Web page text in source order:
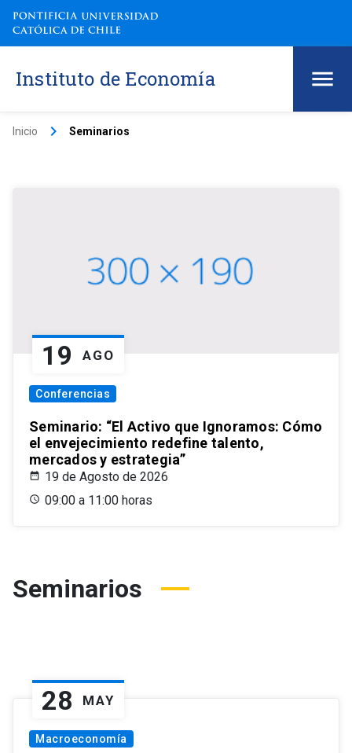
Instituto de Economía
Inicio keyboard_arrow_right Seminarios
19 AGO
Conferencias
Seminario: “El Activo que Ignoramos: Cómo
el envejecimiento redefine talento,
mercados y estrategia”
19 de Agosto de 2026
09:00 a 11:00 horas
Seminarios
28 MAY
Macroeconomía